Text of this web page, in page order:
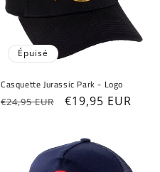
Épuisé
Casquette Jurassic Park - Logo
Prix
€24,95 EUR
Prix
€19,95 EUR